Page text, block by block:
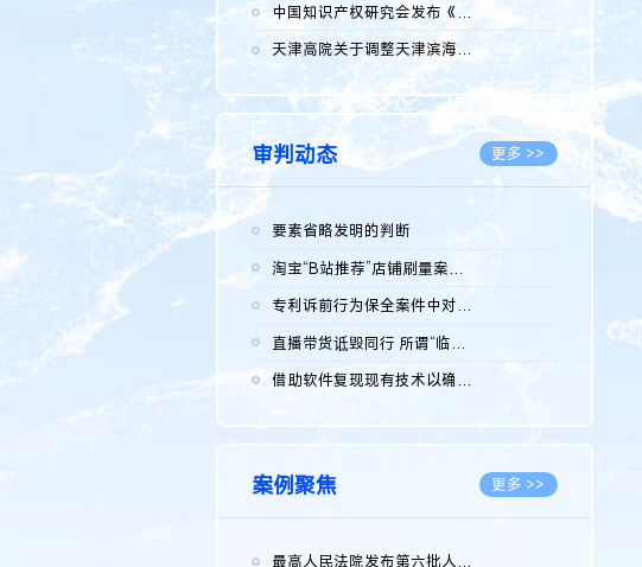
中国知识产权研究会发布《2025年度中国企业海外知识产权纠纷调查...
2026.08.07
天津高院关于调整天津滨海高新技术产业开发区华苑科技园一审普通...
2026.08.07
审判动态 更多 >>
要素省略发明的判断
淘宝“B站推荐”店铺刷量案维持原判，两被告连带赔偿150万元
专利诉前行为保全案件中对仿制药申请人曾作出三类声明的考量及违...
直播带货诋毁同行 所谓“临场发挥”不免责
借助软件复现现有技术以确认相关参数特征是否被公开
案例聚焦 更多 >>
最高人民法院发布第六批人民法院种业知识产权司法保护典型案例 含...